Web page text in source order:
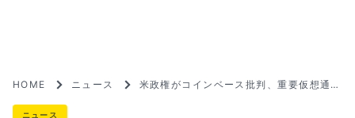
HOME ニュース
米政権がコインベース批判、重要仮想通貨
ニュース